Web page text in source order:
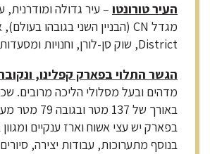
העיר טורונטו – עיר גדולה
District, שוק סן-לורן, וחנויות ומסעדות רבות
הגשר התלוי בפארק קפלינו,
מדהים ובעל מסלולי הליכה מרובים.
באורך של 137
בפארק יש עצי אשוח וארז ענקיים ומגוון
בנוסף מתערוכות, עבודות יצירה,